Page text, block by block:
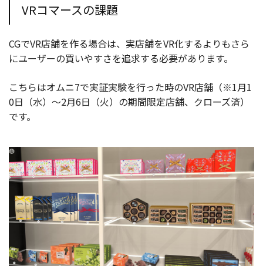
VRコマースの課題
CGでVR店舗を作る場合は、実店舗をVR化するよりもさら
にユーザーの買いやすさを追求する必要があります。
こちらはオムニ7で実証実験を行った時のVR店舗（※1月1
0日（水）～2月6日（火）の期間限定店舗、クローズ済）
です。